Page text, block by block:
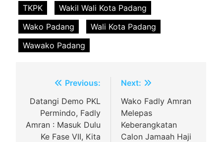
TKPK
Wakil Wali Kota Padang
Wako Padang
Wali Kota Padang
Wawako Padang
Navigasi
pos
Previous:
Datangi Demo PKL
Permindo, Fadly
Amran : Masuk Dulu
Ke Fase VII, Kita
Next:
Wako Fadly Amran
Melepas
Keberangkatan
Calon Jamaah Haji